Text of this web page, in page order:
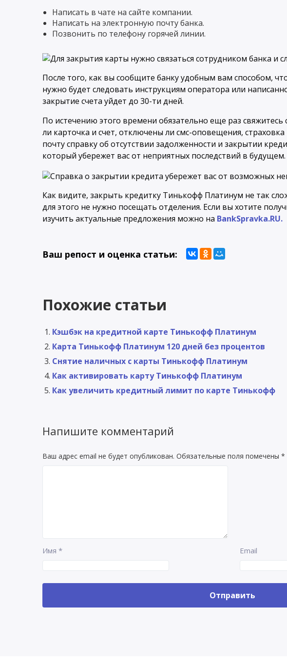
Написать в чате на сайте компании.
Написать на электронную почту банка.
Позвонить по телефону горячей линии.
После того, как вы сообщите банку удобным вам способом,
нужно будет следовать инструкциям оператора или
закрытие счета уйдет до 30-ти дней.
По истечению этого времени обязательно еще раз
ли карточка и счет, отключены ли смс-оповещения,
почту справку об отсутствии задолженности и закрытии
который убережет вас от неприятных последствий в будущем.
Как видите, закрыть кредитку Тинькофф Платинум не так
для этого не нужно посещать отделения. Если вы хотите
изучить актуальные предложения можно на BankSpravka.RU.
Ваш репост и оценка статьи:
Похожие статьи
Кэшбэк на кредитной карте Тинькофф Платинум
Карта Тинькофф Платинум 120 дней без процентов
Снятие наличных с карты Тинькофф Платинум
Как активировать карту Тинькофф Платинум
Как увеличить кредитный лимит по карте Тинькофф
Напишите комментарий
Ваш адрес email не будет опубликован. Обязательные поля помечены *
Имя * Email